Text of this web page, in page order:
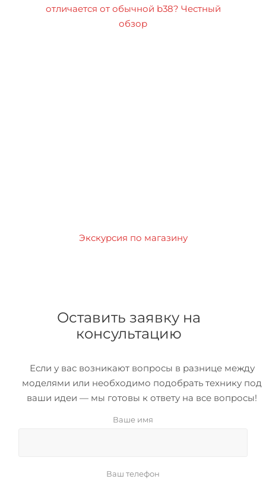
отличается от обычной b38? Честный
обзор
Экскурсия по магазину
Оставить заявку на
консультацию
Если у вас возникают вопросы в разнице между
моделями или необходимо подобрать технику под
ваши идеи — мы готовы к ответу на все вопросы!
Ваше имя
Ваш телефон